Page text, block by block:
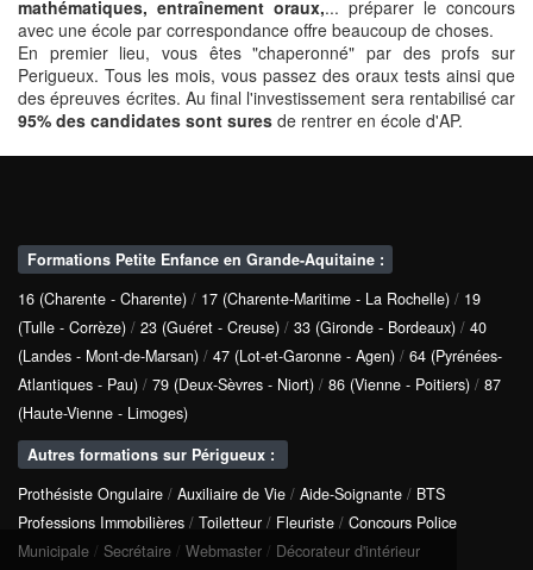
mathématiques, entraînement oraux,... préparer le concours
avec une école par correspondance offre beaucoup de choses.
En premier lieu, vous êtes "chaperonné" par des profs sur
Perigueux. Tous les mois, vous passez des oraux tests ainsi que
des épreuves écrites. Au final l'investissement sera rentabilisé car
95% des candidates sont sures de rentrer en école d'AP.
Formations Petite Enfance en Grande-Aquitaine :
16 (Charente - Charente) / 17 (Charente-Maritime - La Rochelle) / 19
(Tulle - Corrèze) / 23 (Guéret - Creuse) / 33 (Gironde - Bordeaux) / 40
(Landes - Mont-de-Marsan) / 47 (Lot-et-Garonne - Agen) / 64 (Pyrénées-
Atlantiques - Pau) / 79 (Deux-Sèvres - Niort) / 86 (Vienne - Poitiers) / 87
(Haute-Vienne - Limoges)
Autres formations sur Périgueux :
Prothésiste Ongulaire / Auxiliaire de Vie / Aide-Soignante / BTS
Professions Immobilières / Toiletteur / Fleuriste / Concours Police
Municipale / Secrétaire / Webmaster / Décorateur d'intérieur